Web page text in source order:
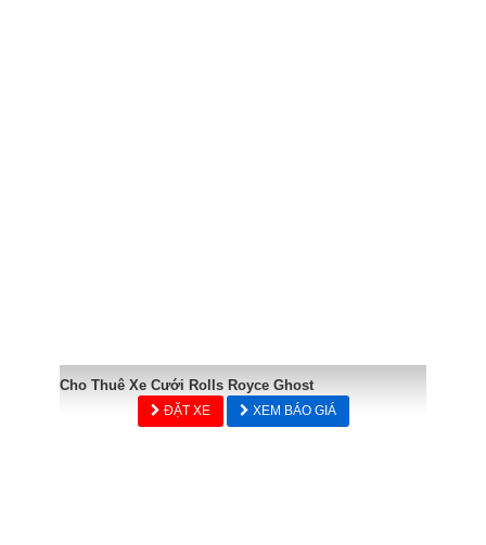
Cho Thuê Xe Cưới Rolls Royce Ghost
ĐẶT XE XEM BÁO GIÁ